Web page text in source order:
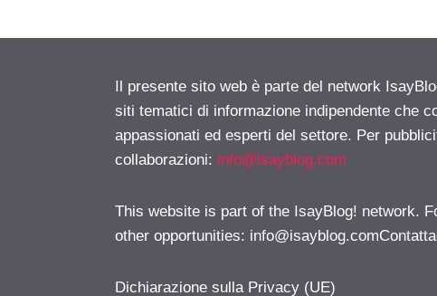
Il presente sito web è parte del network
siti tematici di informazione indipendente che
appassionati ed esperti del settore. Per
collaborazioni: info@isayblog.com
This website is part of the IsayBlog! network.
other opportunities:
Dichiarazione sulla Privacy (UE)